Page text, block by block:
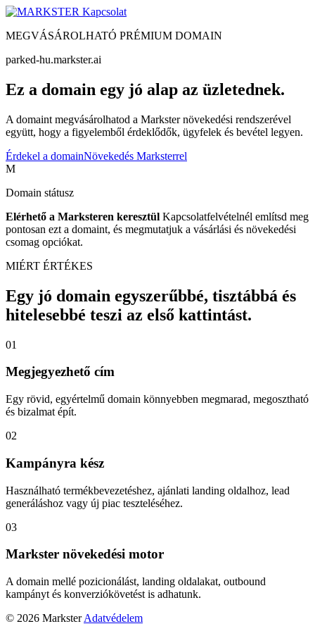
Kapcsolat
MEGVÁSÁROLHATÓ PRÉMIUM DOMAIN
parked-hu.markster.ai
Ez a domain egy jó alap az üzletednek.
A domaint megvásárolhatod a Markster növekedési rendszerével
együtt, hogy a figyelemből érdeklődők, ügyfelek és bevétel legyen.
Érdekel a domainNövekedés Marksterrel
M
Domain státusz
Elérhető a Marksteren keresztül Kapcsolatfelvételnél említsd meg
pontosan ezt a domaint, és megmutatjuk a vásárlási és növekedési
csomag opciókat.
MIÉRT ÉRTÉKES
Egy jó domain egyszerűbbé, tisztábbá és
hitelesebbé teszi az első kattintást.
01
Megjegyezhető cím
Egy rövid, egyértelmű domain könnyebben megmarad, megosztható
és bizalmat épít.
02
Kampányra kész
Használható termékbevezetéshez, ajánlati landing oldalhoz, lead
generáláshoz vagy új piac teszteléséhez.
03
Markster növekedési motor
A domain mellé pozicionálást, landing oldalakat, outbound
kampányt és konverziókövetést is adhatunk.
© 2026 Markster Adatvédelem